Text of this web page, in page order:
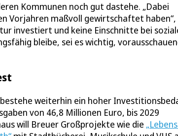
Kommunen noch gut dastehe. „Dabei
Vorjahren maßvoll gewirtschaftet haben“,
investiert und keine Einschnitte bei
bleibe, sei es wichtig,
weiterhin ein hoher
von 46,8 Millionen Euro, bis 2029
will Breuer Großprojekte wie die